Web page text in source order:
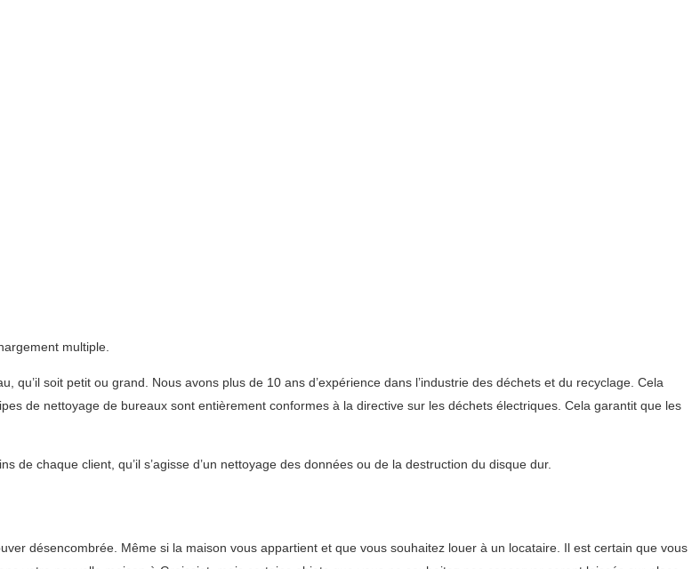
multiple.
soit petit ou grand. Nous avons plus de 10 ans d’expérience dans l’industrie des déchets et du recyclage. Cela
de nettoyage de bureaux sont entièrement conformes à la directive sur les déchets électriques. Cela garantit que les
chaque client, qu’il s’agisse d’un nettoyage des données ou de la destruction du disque dur.
désencombrée. Même si la maison vous appartient et que vous souhaitez louer à un locataire. Il est certain que vous